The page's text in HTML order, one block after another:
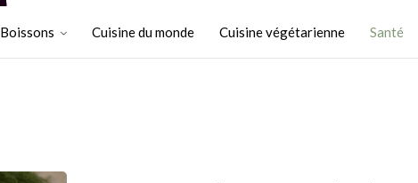
Boissons Cuisine du monde Cuisine végétarienne Santé